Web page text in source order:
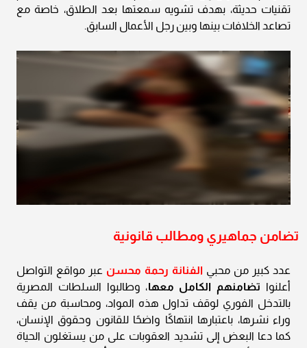
تقنيات حديثة، بهدف تشويه سمعتها بعد الطلاق، خاصة مع
تصاعد الخلافات بينها وبين رجل الأعمال السابق.
تضامن جماهيري ومطالب قانونية
عدد كبير من محبي الفنانة رحمة محسن عبر مواقع التواصل
أعلنوا تضامنهم الكامل معها، وطالبوا السلطات المصرية
بالتدخل الفوري لوقف تداول هذه المواد، ومحاسبة من يقف
وراء نشرها، باعتبارها انتهاكًا واضحًا للقانون وحقوق الإنسان،
كما دعا البعض إلى تشديد العقوبات على من يستغلون الحياة